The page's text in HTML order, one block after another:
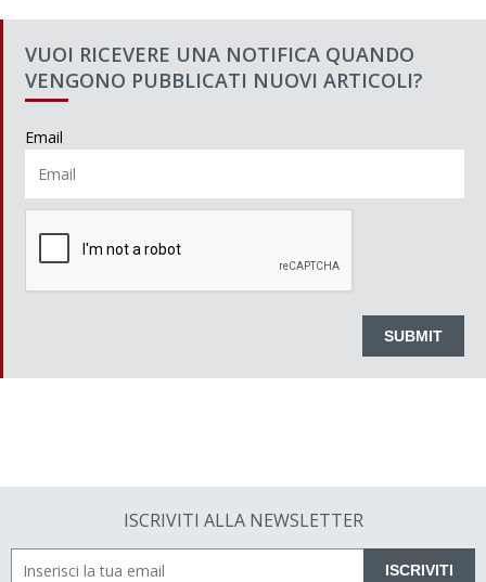
VUOI RICEVERE UNA NOTIFICA QUANDO
VENGONO PUBBLICATI NUOVI ARTICOLI?
Email
ISCRIVITI ALLA NEWSLETTER
ISCRIVITI